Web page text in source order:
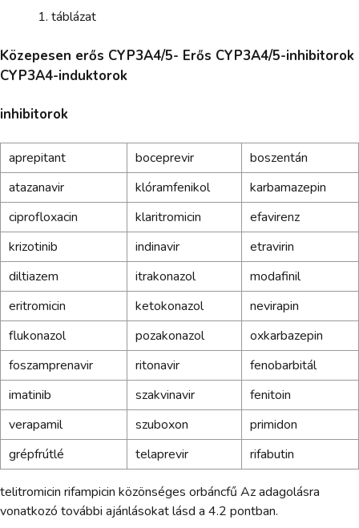
táblázat
Közepesen erős CYP3A4/5- Erős CYP3A4/5-inhibitorok
CYP3A4-induktorok
inhibitorok
aprepitant boceprevir
boszentán
atazanavir
klóramfenikol
karbamazepin
ciprofloxacin
klaritromicin
efavirenz
krizotinib
indinavir
etravirin
diltiazem
itrakonazol
modafinil
eritromicin
ketokonazol
nevirapin
flukonazol
pozakonazol
oxkarbazepin
foszamprenavir
ritonavir
fenobarbitál
imatinib
szakvinavir
fenitoin
verapamil
szuboxon
primidon
grépfrútlé
telaprevir rifabutin
telitromicin rifampicin közönséges orbáncfű Az adagolásra
vonatkozó további ajánlásokat lásd a 4.2 pontban.